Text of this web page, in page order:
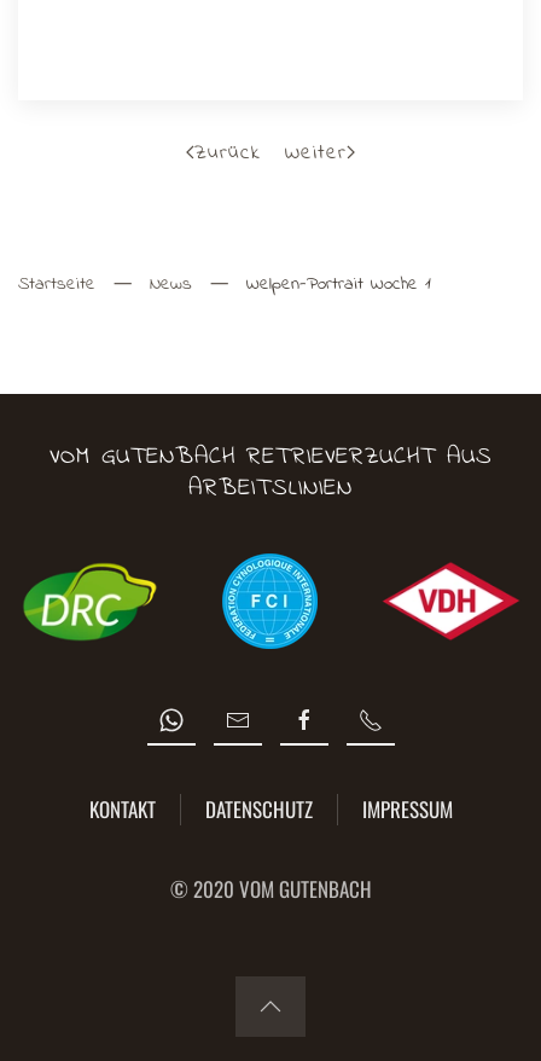
Zurück Weiter
Startseite News Welpen-Portrait Woche 1
VOM GUTENBACH RETRIEVERZUCHT AUS
ARBEITSLINIEN
KONTAKT DATENSCHUTZ IMPRESSUM
© 2020 VOM GUTENBACH